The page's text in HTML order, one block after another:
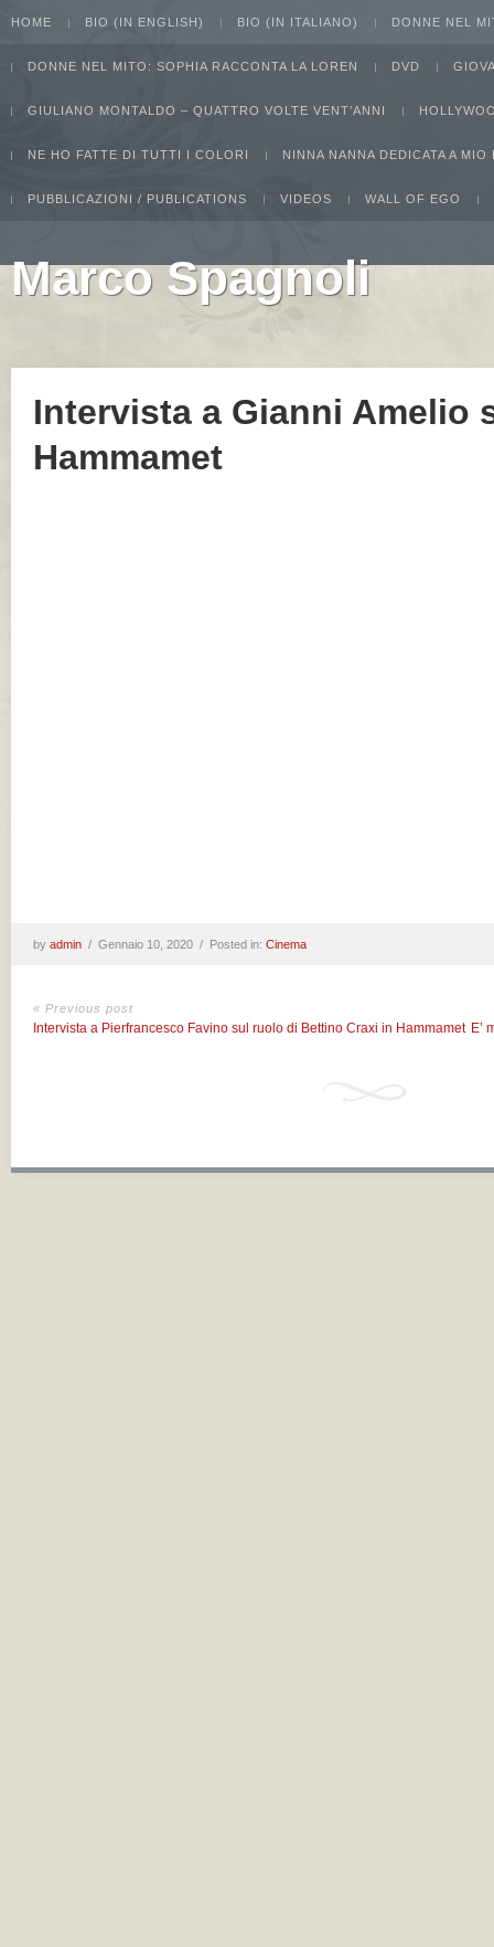
HOME BIO (IN ENGLISH) BIO (IN ITALIANO) DONNE NEL
DONNE NEL MITO: SOPHIA RACCONTA LA LOREN DVD
GIULIANO MONTALDO – QUATTRO VOLTE VENT’ANNI
NE HO FATTE DI TUTTI I COLORI NINNA NANNA DEDICATA A MIO
PUBBLICAZIONI / PUBLICATIONS VIDEOS WALL OF EGO
Marco Spagnoli
Intervista a Gianni Amelio
Hammamet
by admin / Gennaio 10, 2020 / Posted in: Cinema
« Previous post
Intervista a Pierfrancesco Favino sul ruolo di Bettino Craxi in Hammamet E’